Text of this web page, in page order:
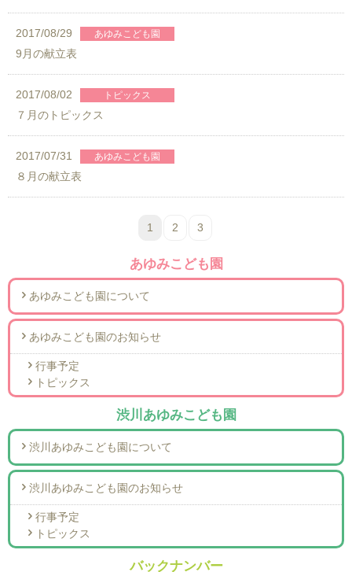
2017/08/29
9月の献立表
2017/08/02
７月のトピックス
2017/07/31
８月の献立表
1 2 3
あゆみこども園
あゆみこども園について
あゆみこども園のお知らせ
行事予定
トピックス
渋川あゆみこども園
渋川あゆみこども園について
渋川あゆみこども園のお知らせ
行事予定
トピックス
バックナンバー